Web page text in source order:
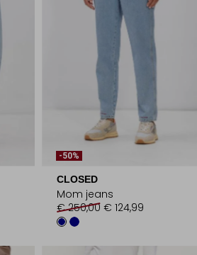
-50%
CLOSED
Mom jeans
€ 250,00 € 124,99